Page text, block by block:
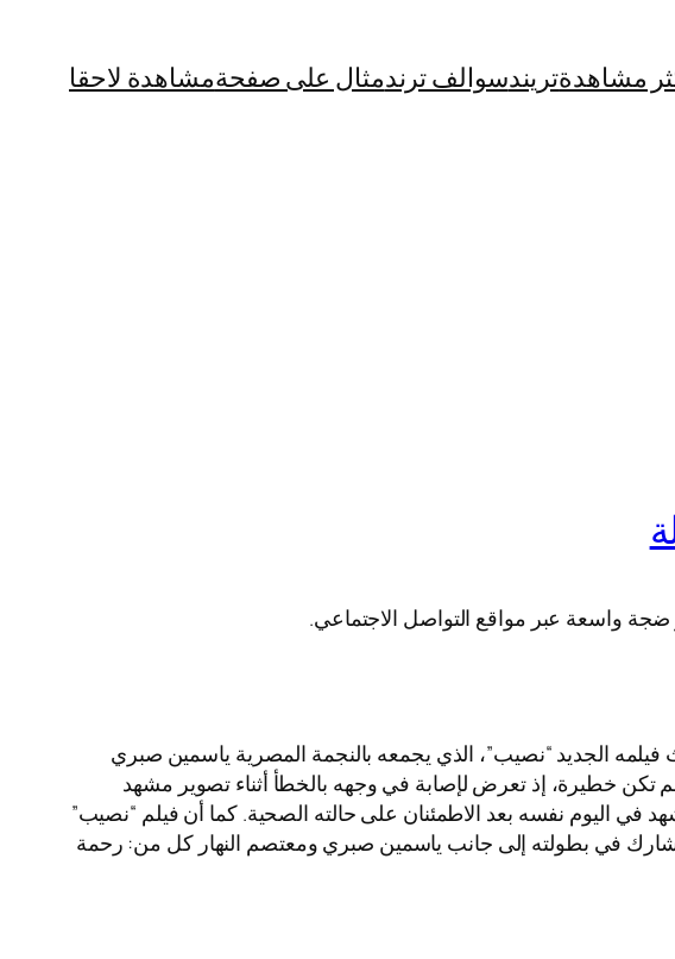
مشاهدةتريندسوالف ترندمثال على صفحةمشاهدة لاحقا
واسعة عبر مواقع التواصل الاجتماعي.
الجديد “نصيب”، الذي يجمعه بالنجمة المصرية ياسمين صبري
تكن خطيرة، إذ تعرض لإصابة في وجهه بالخطأ أثناء تصوير مشهد
اليوم نفسه بعد الاطمئنان على حالته الصحية. كما أن فيلم “نصيب”
ويشارك في بطولته إلى جانب ياسمين صبري ومعتصم النهار كل من: رحمة